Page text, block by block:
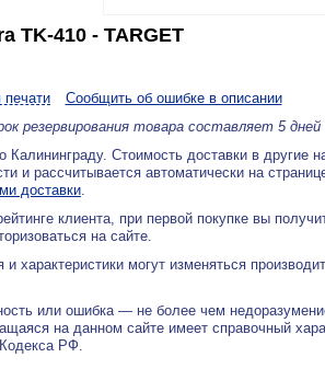
TK-410 - TARGET
Сообщить об ошибке в описании
резервирования товара составляет 5 дней
Калининграду. Стоимость доставки в другие
и рассчитывается автоматически на
доставки.
клиента, при первой покупке вы
на сайте.
характеристики могут изменяться
или ошибка — не более чем
на данном сайте имеет справочный
РФ.